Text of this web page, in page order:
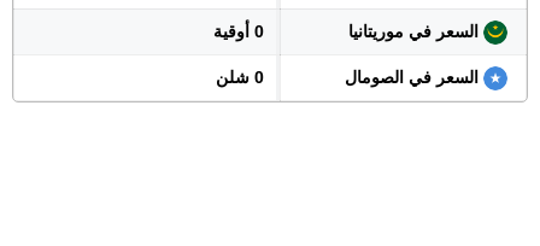
السعر في موريتانيا 0 أوقية
السعر في الصومال 0 شلن